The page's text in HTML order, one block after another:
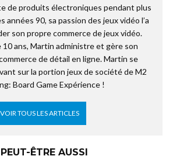
de produits électroniques pendant plus
années 90, sa passion des jeux vidéo l’a
son propre commerce de jeux vidéo.
10 ans, Martin administre et gère son
de détail en ligne. Martin se
sur la portion jeux de société de M2
Board Game Expérience !
VOIR TOUS LES ARTICLES
ÊTRE AUSSI